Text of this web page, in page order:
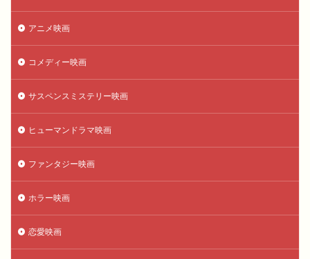
アニメ映画
コメディー映画
サスペンスミステリー映画
ヒューマンドラマ映画
ファンタジー映画
ホラー映画
恋愛映画